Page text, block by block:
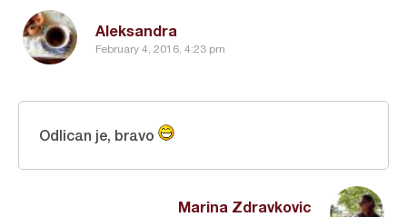
Aleksandra
February 4, 2016, 4:23 pm
Marina Zdravkovic
Odlican je, bravo